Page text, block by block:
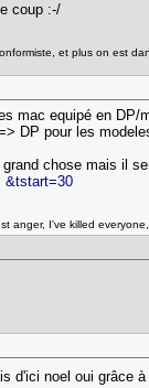
coup :-/
et plus on est
mac equipé en DP/
DP pour les
chose mais il
&tstart=30
anger, I've killed
d'ici noel oui grâce